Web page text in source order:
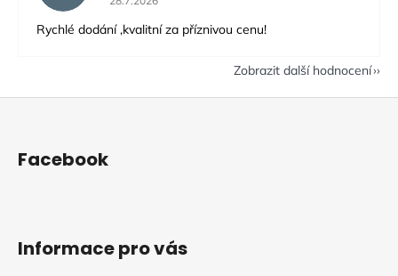
Rychlé dodání ,kvalitní za příznivou cenu!
Zobrazit další hodnocení
Z
Facebook
Informace pro vás